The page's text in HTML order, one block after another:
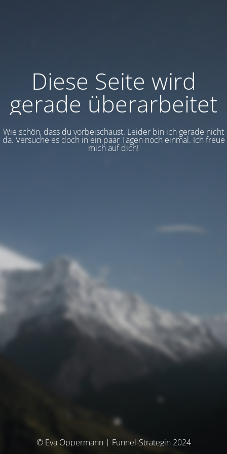
Diese Seite wird
gerade überarbeitet
Wie schön, dass du vorbeischaust. Leider bin ich gerade nicht
da. Versuche es doch in ein paar Tagen noch einmal. Ich freue
mich auf dich!
© Eva Oppermann | Funnel-Strategin 2024